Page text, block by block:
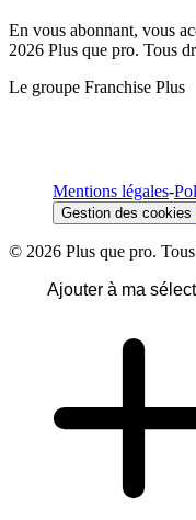
En vous abonnant, vous
2026 Plus que pro. Tous
Le groupe Franchise Plus
Mentions légales-
Gestion des cookies
© 2026 Plus que pro.
Ajouter à ma